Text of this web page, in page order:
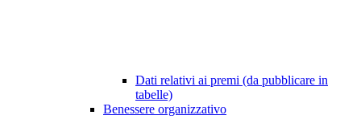
Dati relativi ai premi (da pubblicare in
tabelle)
Benessere organizzativo